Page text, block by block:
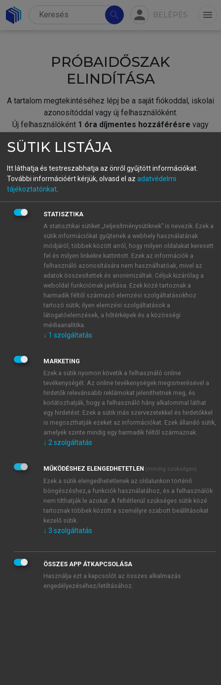
search person BELÉPÉS menu
PRÓBAIDŐSZAK
ELINDÍTÁSA
A tartalom megtekintéséhez lépj be a saját fiókoddal, iskolai
azonosítóddal vagy új felhasználóként.
Új felhasználóként 1 óra díjmentes hozzáférésre vagy
fiókoddal,vagy hozz létre új fiókot.
A regisztráció után apróbaidőszakautomatikusan
BELÉPÉS SAJÁT FIÓKKAL
ÚJ FIÓK LÉTREHOZÁSA
1 óra díjmentes hozzáférés
E-MAIL-CÍM
JELSZÓ
JELSZÓ ÚJRA
Kérek értesítést a MeRSZ újdonságairól, akcióiról.
Kérek értesítést az Akadémiai Kiadó Zrt. újdonságairól,
Adatkezelési tájékoztatóbanfoglaltakat tudomásul
veszem és elfogadom.
Általános vásárlási feltételeket, valamint a szotar.netés a
mersz.huoldalak licencszerződéseiben foglaltakat
tudomásul veszem és elfogadom.
KIPRÓBÁLOM
SÜTIK LISTÁJA
Itt láthatja és testreszabhatja az önről gyűjtött információkat.
További információért kérjük, olvasd el az adatvédelmi
tájékoztatónkat
STATISZTIKA
A statisztikai sütiket „teljesítménysütiknek” is nevezik. Ezek a
sütik információkat gyűjtenek a webhely használatának
módjáról, többek között arról, hogy milyen oldalakat keresett
fel és milyen linkekre kattintott. Ezek az információk a
felhasználó azonosítására nem használhatóak, mivel az
adatok összesítettek és anonimizáltak. Céljuk kizárólag a
weboldal funkcióinak javítása. Ezek közé tartoznak a
harmadik féltől származó elemzési szolgáltatásokhoz
tartozó sütik; ilyen elemzési szolgáltatások a
látogatóelemzések, a hőtérképek és a közösségi
médiaanalitika.
↓ 1 szolgáltatás
MARKETING
Ezek a sütik nyomon követik a felhasználó online
tevékenységét. Az online tevékenységek megismerésével a
hirdetők relevánsabb reklámokat jeleníthetnek meg, és
korlátozhatják, hogy a felhasználó hány alkalommal láthat
egy hirdetést. Ezek a sütik más szervezetekkel és hirdetőkkel
is megoszthatják ezeket az információkat. Ezek állandó sütik,
amelyek szinte mindig egy harmadik féltől származnak.
↓ 2 szolgáltatás
MŰKÖDÉSHEZ ELENGEDHETETLEN (mindig szükséges)
Ezek a sütik elengedhetetlenek az oldalunkon történő
böngészéshez,a funkciók használatához, és a felhasználók
nem tilthatják le azokat. A feltétlenül szükséges sütik közé
tartoznak többek között a személyre szabott beállításokat
kezelő sütik.
↓ 3 szolgáltatás
ÖSSZES APP ÁTKAPCSOLÁSA
Használja ezt a kapcsolót az összes alkalmazás
engedélyezéséhez/letiltásához.